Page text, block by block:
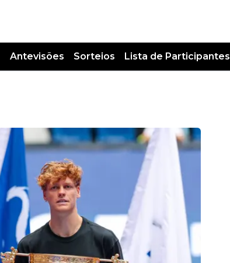
Antevisões Sorteios Lista de Participantes